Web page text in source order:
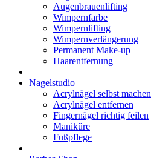
Augenbrauenlifting
Wimpernfarbe
Wimpernlifting
Wimpernverlängerung
Permanent Make-up
Haarentfernung
Nagelstudio
Acrylnägel selbst machen
Acrylnägel entfernen
Fingernägel richtig feilen
Maniküre
Fußpflege